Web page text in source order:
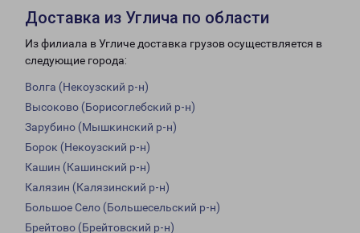
Доставка из Углича по области
Из филиала в Угличе доставка грузов осуществляется в
следующие города:
Волга (Некоузский р-н)
Высоково (Борисоглебский р-н)
Зарубино (Мышкинский р-н)
Борок (Некоузский р-н)
Кашин (Кашинский р-н)
Калязин (Калязинский р-н)
Большое Село (Большесельский р-н)
Брейтово (Брейтовский р-н)